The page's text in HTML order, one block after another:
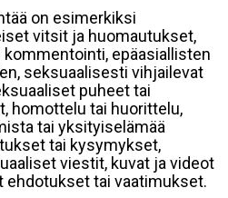
on esimerkiksi
vitsit ja huomautukset,
kommentointi, epäasiallisten
seksuaalisesti vihjailevat
puheet tai
homottelu tai huorittelu,
tai yksityiselämää
tai kysymykset,
viestit, kuvat ja videot
ehdotukset tai vaatimukset.